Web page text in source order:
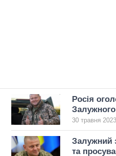
Росія
Залужного
30 травня
Залужний
та